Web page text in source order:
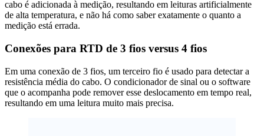
cabo é adicionada à medição, resultando em leituras artificialmente
de alta temperatura, e não há como saber exatamente o quanto a
medição está errada.
Conexões para RTD de 3 fios versus 4 fios
Em uma conexão de 3 fios, um terceiro fio é usado para detectar a
resistência média do cabo. O condicionador de sinal ou o software
que o acompanha pode remover esse deslocamento em tempo real,
resultando em uma leitura muito mais precisa.